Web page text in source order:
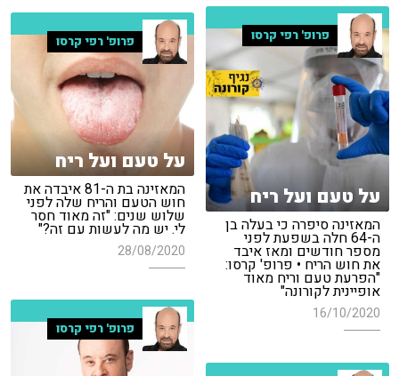
פרופ' רפי קרסו
על טעם ועל ריח
המאזינה סיפרה כי בעלה בן
ה-64 חלה בשפעת לפני
מספר חודשים ומאז איבד
את חוש הריח • פרופ' קרסו:
"הפרעת טעם וריח מאוד
אופיינית לקורונה"
16/10/2020
פרופ' רפי קרסו
על טעם ועל ריח
המאזינה בת ה-81 איבדה את
חוש הטעם והריח שלה לפני
שלוש שנים: "זה מאוד חסר
לי. יש מה לעשות עם זה?"
28/08/2020
פרופ' רפי קרסו